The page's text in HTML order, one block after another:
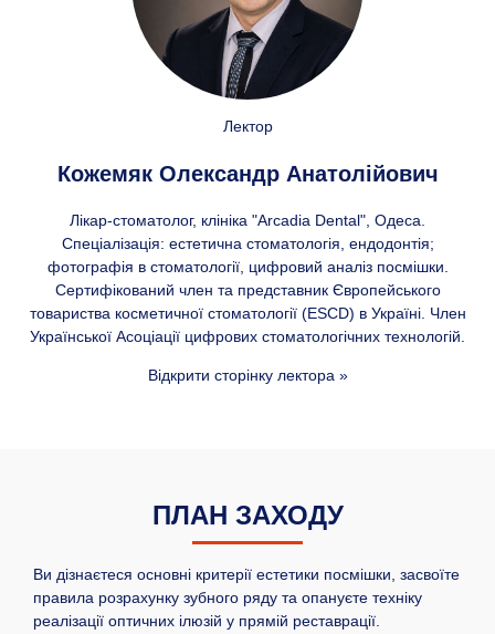
Лектор
Кожемяк Олександр Анатолійович
Лікар-стоматолог, клініка "Arcadia Dental", Одеса.
Спеціалізація: естетична стоматологія, ендодонтія;
фотографія в стоматології, цифровий аналіз посмішки.
Сертифікований член та представник Європейського
товариства косметичної стоматології (ESCD) в Україні. Член
Української Асоціації цифрових стоматологічних технологій.
Відкрити сторінку лектора »
ПЛАН ЗАХОДУ
Ви дізнаєтеся основні критерії естетики посмішки, засвоїте
правила розрахунку зубного ряду та опануєте техніку
реалізації оптичних ілюзій у прямій реставрації.